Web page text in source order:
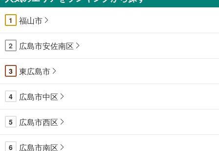
1 福山市
2 広島市安佐南区
3 東広島市
4 広島市中区
5 広島市西区
6 広島市南区